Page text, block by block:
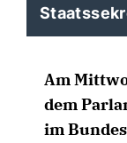
Am
dem
im